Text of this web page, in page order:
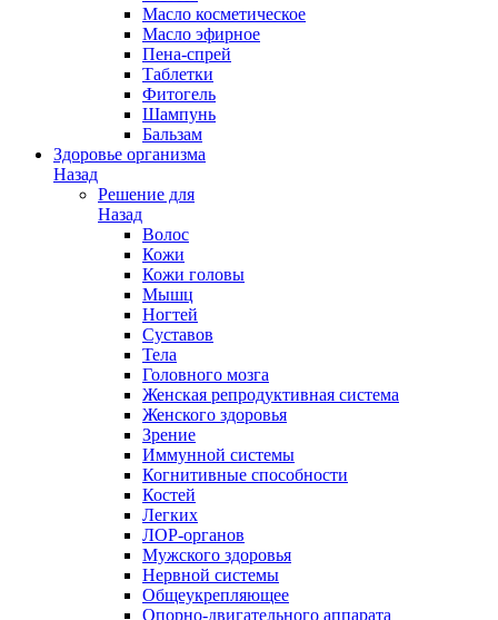
Масло косметическое
Масло эфирное
Пена-спрей
Таблетки
Фитогель
Шампунь
Бальзам
Здоровье организма
Назад
Решение для
Назад
Волос
Кожи
Кожи головы
Мышц
Ногтей
Суставов
Тела
Головного мозга
Женская репродуктивная система
Женского здоровья
Зрение
Иммунной системы
Когнитивные способности
Костей
Легких
ЛОР-органов
Мужского здоровья
Нервной системы
Общеукрепляющее
Опорно-двигательного аппарата